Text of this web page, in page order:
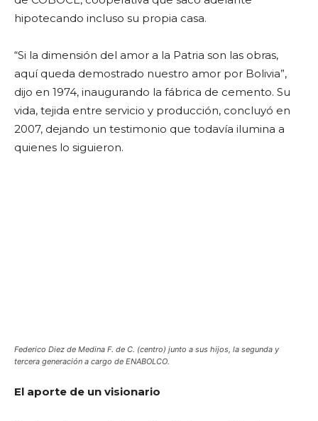
hipotecando incluso su propia casa.
“Si la dimensión del amor a la Patria son las obras,
aquí queda demostrado nuestro amor por Bolivia”,
dijo en 1974, inaugurando la fábrica de cemento. Su
vida, tejida entre servicio y producción, concluyó en
2007, dejando un testimonio que todavía ilumina a
quienes lo siguieron.
Federico Diez de Medina F. de C. (centro) junto a sus hijos, la segunda y
tercera generación a cargo de ENABOLCO.
El aporte de un visionario